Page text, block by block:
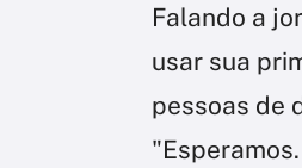
Falando a
usar sua
pessoas de